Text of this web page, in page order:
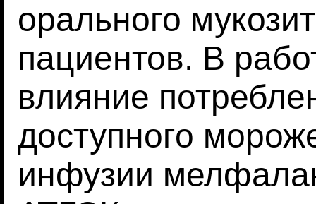
орального
пациентов. В
влияние
доступного
инфузии